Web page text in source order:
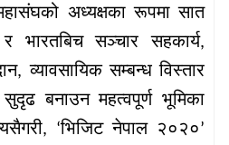
अध्यक्षका रूपमा सात
र भारतबिच सञ्चार सहकार्य,
,व्यावसायिक सम्बन्ध विस्तार
सुदृढ बनाउन महत्वपूर्ण भूमिका
, ‘भिजिट नेपाल २०२०’